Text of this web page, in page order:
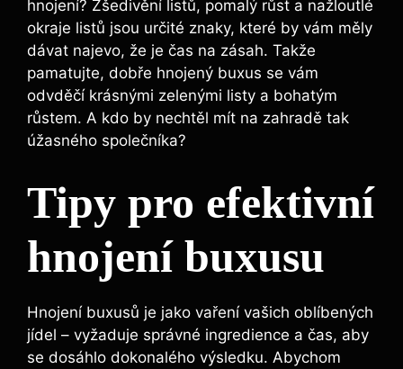
hnojení? Zšedivění listů,⁣ pomalý růst a nažloutlé⁢
okraje listů jsou určité znaky, které ​by vám měly⁣
dávat najevo, že ‌je čas na zásah. Takže
pamatujte, dobře hnojený buxus se vám
odvděčí krásnými zelenými listy⁢ a bohatým
růstem. A ⁤kdo by nechtěl mít na zahradě tak
úžasného společníka?
Tipy ‍pro efektivní
hnojení buxusu
Hnojení buxusů je jako vaření vašich‌ oblíbených
jídel – vyžaduje správné​ ingredience a‍ čas, aby
se dosáhlo dokonalého výsledku. Abychom